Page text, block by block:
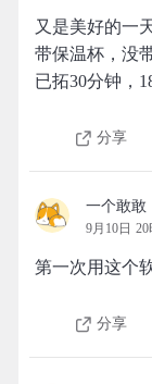
又是美好的一
带保温杯，没
已拓30分钟，
分享
一个敢敢
9月10日 20
第一次用这个
分享